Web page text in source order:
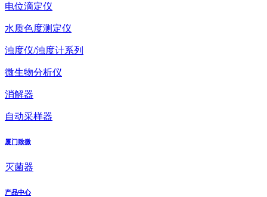
电位滴定仪
水质色度测定仪
浊度仪/浊度计系列
微生物分析仪
消解器
自动采样器
厦门致微
灭菌器
产品中心